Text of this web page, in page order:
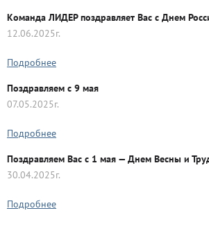
Команда ЛИДЕР поздравляет Вас с Днем
12.06.2025г.
Подробнее
Поздравляем с 9 мая
07.05.2025г.
Подробнее
Поздравляем Вас с 1 мая — Днем Весны и
30.04.2025г.
Подробнее